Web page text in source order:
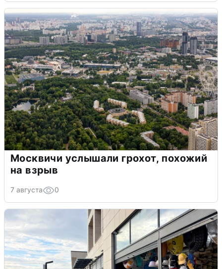
Москвичи услышали грохот, похожий
на взрыв
7 августа 0